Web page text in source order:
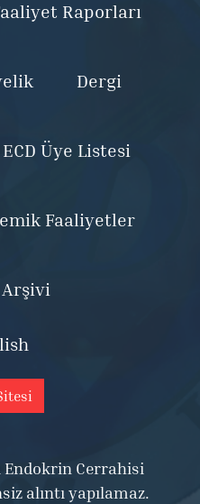
Raporları
Dergi
ECD Üye Listesi
Faaliyetler
Cerrahisi
alıntı yapılamaz.